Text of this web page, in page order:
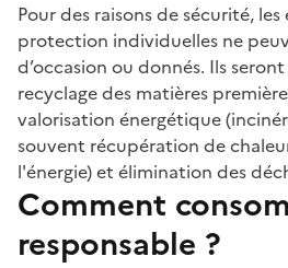
Pour des raisons de sécurité,
protection individuelles ne
d’occasion ou donnés. Ils
recyclage des matières
valorisation énergétique
souvent récupération de
l'énergie) et élimination des
Comment
responsable ?